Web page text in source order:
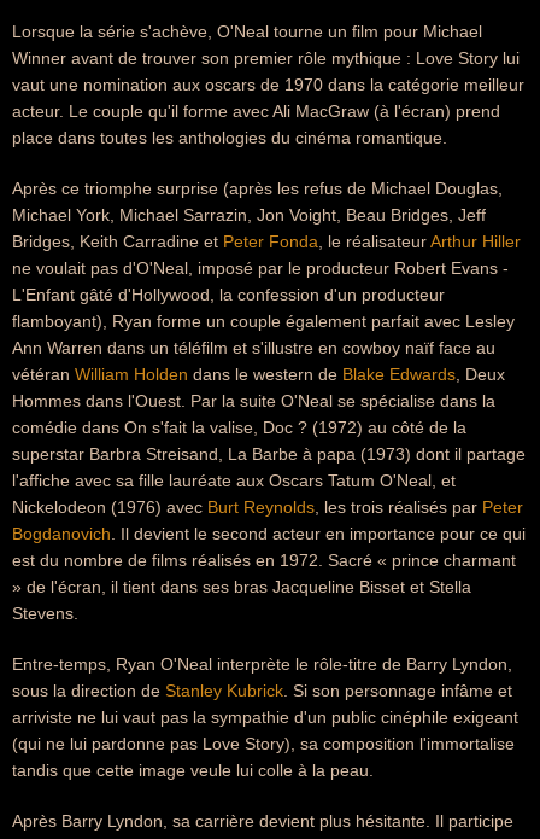
Lorsque la série s'achève, O'Neal tourne un film pour Michael
Winner avant de trouver son premier rôle mythique : Love Story lui
vaut une nomination aux oscars de 1970 dans la catégorie meilleur
acteur. Le couple qu'il forme avec Ali MacGraw (à l'écran) prend
place dans toutes les anthologies du cinéma romantique.
Après ce triomphe surprise (après les refus de Michael Douglas,
Michael York, Michael Sarrazin, Jon Voight, Beau Bridges, Jeff
Bridges, Keith Carradine et Peter Fonda , le réalisateurArthur Hiller
ne voulait pas d'O'Neal, imposé par le producteur Robert Evans -
L'Enfant gâté d'Hollywood, la confession d'un producteur
flamboyant), Ryan forme un couple également parfait avec Lesley
Ann Warren dans un téléfilm et s'illustre en cowboy naïf face au
vétéran William Holden dans le western de Blake Edwards , Deux
Hommes dans l'Ouest. Par la suite O'Neal se spécialise dans la
comédie dans On s'fait la valise, Doc ? (1972) au côté de la
superstar Barbra Streisand, La Barbe à papa (1973) dont il partage
l'affiche avec sa fille lauréate aux Oscars Tatum O'Neal, et
Nickelodeon (1976) avec Burt Reynolds , les trois réalisés par Peter
Bogdanovich . Il devient le second acteur en importance pour ce qui
est du nombre de films réalisés en 1972. Sacré « prince charmant
» de l'écran, il tient dans ses bras Jacqueline Bisset et Stella
Stevens.
Entre-temps, Ryan O'Neal interprète le rôle-titre de Barry Lyndon,
sous la direction de Stanley Kubrick . Si son personnage infâme et
arriviste ne lui vaut pas la sympathie d'un public cinéphile exigeant
(qui ne lui pardonne pas Love Story), sa composition l'immortalise
tandis que cette image veule lui colle à la peau.
Après Barry Lyndon, sa carrière devient plus hésitante. Il participe